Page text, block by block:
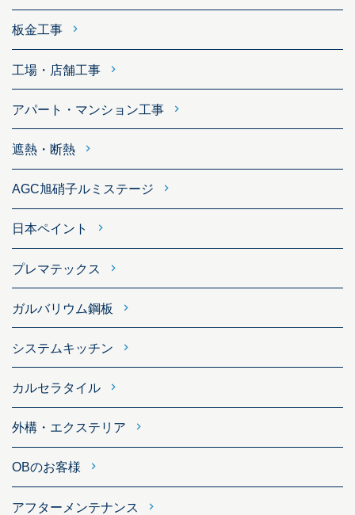
板金工事
工場・店舗工事
アパート・マンション工事
遮熱・断熱
AGC旭硝子ルミステージ
日本ペイント
プレマテックス
ガルバリウム鋼板
システムキッチン
カルセラタイル
外構・エクステリア
OBのお客様
アフターメンテナンス